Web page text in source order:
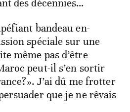
des décennies…
bandeau en-
spéciale sur une
même pas d’être
peut-il s’en sortir
J’ai dû me frotter
que je ne rêvais